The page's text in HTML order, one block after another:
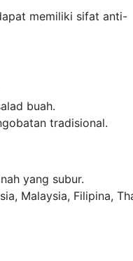
memiliki sifat anti-
buah.
tradisional.
yang subur.
Malaysia, Filipina,